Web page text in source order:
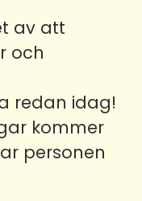
av att
och
redan idag!
kommer
personen